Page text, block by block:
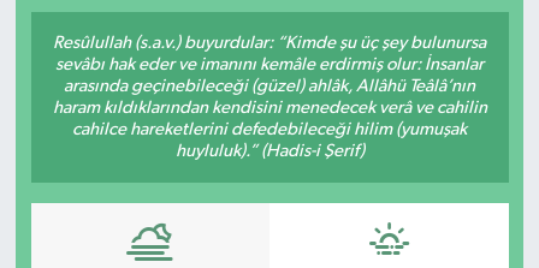
Resûlullah (s.a.v.) buyurdular: “Kimde şu üç şey bulunursa
sevâbı hak eder ve imanını kemâle erdirmiş olur: İnsanlar
arasında geçinebileceği (güzel) ahlâk, Allâhü Teâlâ’nın
haram kıldıklarından kendisini menedecek verâ ve cahilin
cahilce hareketlerini defedebileceği hilim (yumuşak
huyluluk).” (Hadis-i Şerif)